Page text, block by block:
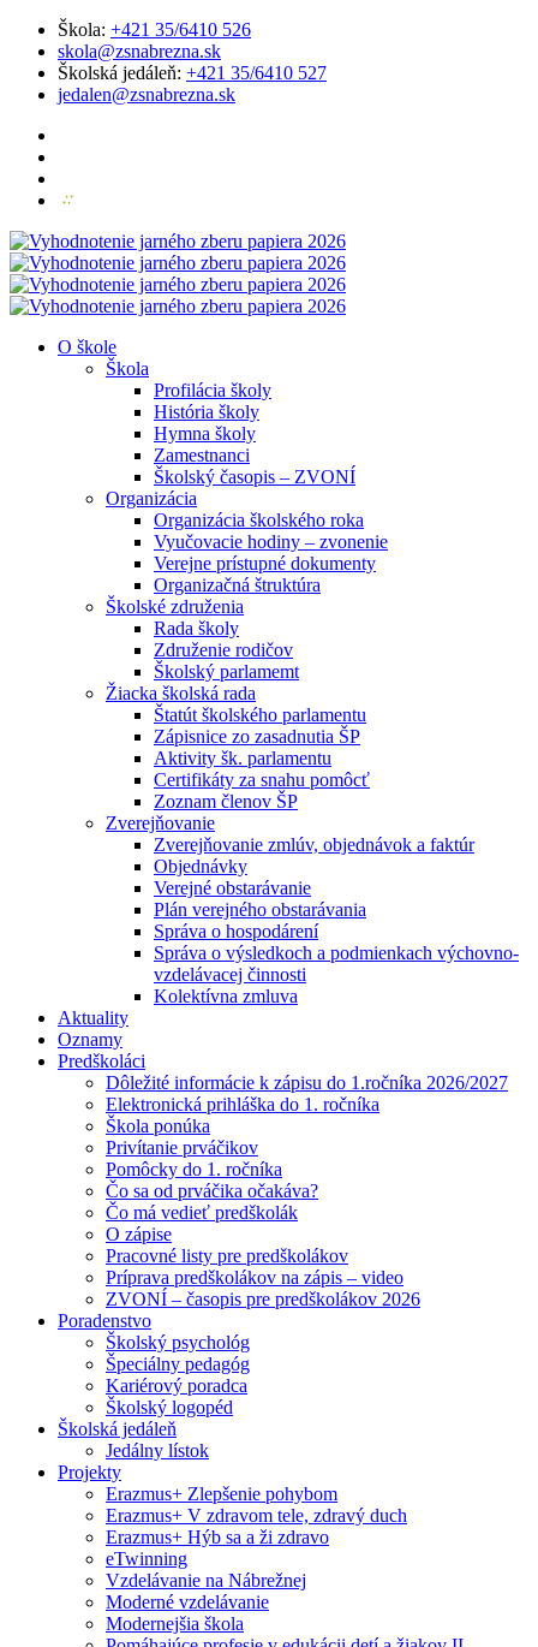
Škola: +421 35/6410 526
skola@zsnabrezna.sk
Školská jedáleň: +421 35/6410 527
jedalen@zsnabrezna.sk
O škole
Škola
Profilácia školy
História školy
Hymna školy
Zamestnanci
Školský časopis – ZVONÍ
Organizácia
Organizácia školského roka
Vyučovacie hodiny – zvonenie
Verejne prístupné dokumenty
Organizačná štruktúra
Školské združenia
Rada školy
Združenie rodičov
Školský parlamemt
Žiacka školská rada
Štatút školského parlamentu
Zápisnice zo zasadnutia ŠP
Aktivity šk. parlamentu
Certifikáty za snahu pomôcť
Zoznam členov ŠP
Zverejňovanie
Zverejňovanie zmlúv, objednávok a faktúr
Objednávky
Verejné obstarávanie
Plán verejného obstarávania
Správa o hospodárení
Správa o výsledkoch a podmienkach výchovno-
vzdelávacej činnosti
Kolektívna zmluva
Aktuality
Oznamy
Predškoláci
Dôležité informácie k zápisu do 1.ročníka 2026/2027
Elektronická prihláška do 1. ročníka
Škola ponúka
Privítanie prváčikov
Pomôcky do 1. ročníka
Čo sa od prváčika očakáva?
Čo má vedieť predškolák
O zápise
Pracovné listy pre predškolákov
Príprava predškolákov na zápis – video
ZVONÍ – časopis pre predškolákov 2026
Poradenstvo
Školský psychológ
Špeciálny pedagóg
Kariérový poradca
Školský logopéd
Školská jedáleň
Jedálny lístok
Projekty
Erazmus+ Zlepšenie pohybom
Erazmus+ V zdravom tele, zdravý duch
Erazmus+ Hýb sa a ži zdravo
eTwinning
Vzdelávanie na Nábrežnej
Moderné vzdelávanie
Modernejšia škola